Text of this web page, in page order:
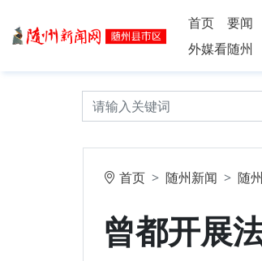
首页 要闻
外媒看随州
首页 随州新闻 随
曾都开展